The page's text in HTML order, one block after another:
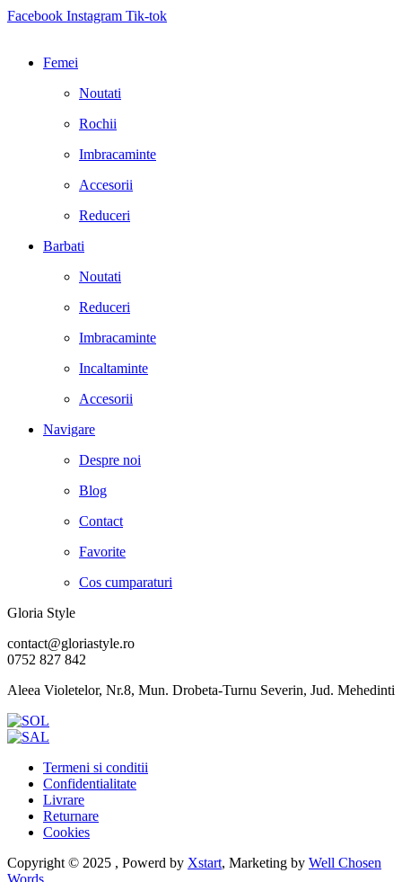
Facebook Instagram Tik-tok
Femei
Noutati
Rochii
Imbracaminte
Accesorii
Reduceri
Barbati
Noutati
Reduceri
Imbracaminte
Incaltaminte
Accesorii
Navigare
Despre noi
Blog
Contact
Favorite
Cos cumparaturi
Gloria Style
contact@gloriastyle.ro
0752 827 842
Aleea Violetelor, Nr.8, Mun. Drobeta-Turnu Severin, Jud. Mehedinti
Termeni si conditii
Confidentialitate
Livrare
Returnare
Cookies
Copyright © 2025 , Powerd by Xstart, Marketing by Well Chosen
Words